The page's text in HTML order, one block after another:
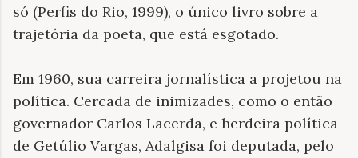
só (Perfis do Rio, 1999), o único livro sobre a
trajetória da poeta, que está esgotado.
Em 1960, sua carreira jornalística a projetou na
política. Cercada de inimizades, como o então
governador Carlos Lacerda, e herdeira política
de Getúlio Vargas, Adalgisa foi deputada, pelo